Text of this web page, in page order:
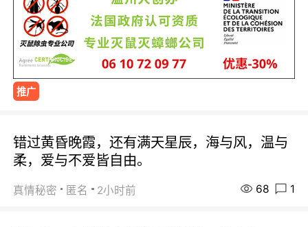
推广
错过黄昏晚霞，还有满天星辰，海与风，温与
柔，爱与不爱皆自由。
真情秘密 匿名 2小时前 68 1